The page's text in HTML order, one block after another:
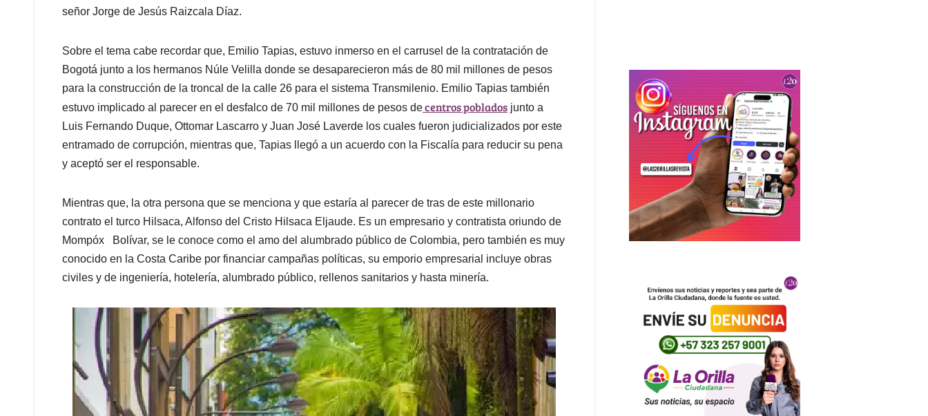
señor Jorge de Jesús Raizcala Díaz.
Sobre el tema cabe recordar que, Emilio Tapias, estuvo inmerso en el carrusel de la contratación de
Bogotá junto a los hermanos Núle Velilla donde se desaparecieron más de 80 mil millones de pesos
para la construcción de la troncal de la calle 26 para el sistema Transmilenio. Emilio Tapias también
estuvo implicado al parecer en el desfalco de 70 mil millones de pesos decentros poblados junto a
Luis Fernando Duque, Ottomar Lascarro y Juan José Laverde los cuales fueron judicializados por este
entramado de corrupción, mientras que, Tapias llegó a un acuerdo con la Fiscalía para reducir su pena
y aceptó ser el responsable.
Mientras que, la otra persona que se menciona y que estaría al parecer de tras de este millonario
contrato el turco Hilsaca, Alfonso del Cristo Hilsaca Eljaude. Es un empresario y contratista oriundo de
Mompóx Bolívar, se le conoce como el amo del alumbrado público de Colombia, pero también es muy
conocido en la Costa Caribe por financiar campañas políticas, su emporio empresarial incluye obras
civiles y de ingeniería, hotelería, alumbrado público, rellenos sanitarios y hasta minería.